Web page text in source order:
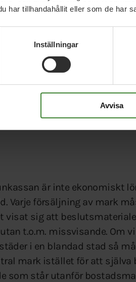
har tillhandahållit eller som de har
Inställningar
Avvisa
områden där denna
blir mindre
hyresrätter och små
och det är viktigt att vi får
egen mark förlorar vi
är inte ekonomiskt
Varje försäljning av mark
visat sig att
t.o.m. missvisande. Om
i en blandad stad så
mark istället för att själva
som står utanför